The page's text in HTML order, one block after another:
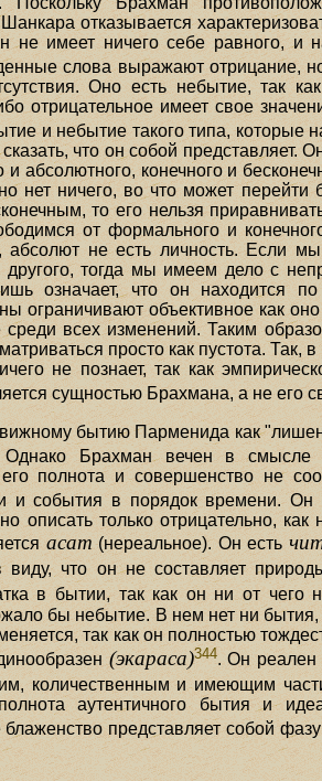
отказывается
не имеет ничего себе равного, и
слова выражают отрицание,
Оно есть небытие, так
отрицательное имеет свое
и небытие такого типа, которые
что он собой представляет.
абсолютного, конечного и
нет ничего, во что может перейти
то его нельзя
от формального и
абсолют не есть личность. Если
тогда мы имеем дело с
означает, что он находится
ограничивают объективное как
среди всех изменений. Таким
просто как пустота. Так,
не познает, так как
сущностью Брахмана, а не его
бытию Парменида как
Брахман вечен в смысле
полнота и совершенство не
и события в порядок времени. Он
только отрицательно, как
асат (нереальное). Он есть
что он не составляет
в бытии, так как он ни от чего
бы небытие. В нем нет ни
так как он полностью
(экараса)344. Он
количественным и имеющим
аутентичного бытия и
блаженство представляет собой